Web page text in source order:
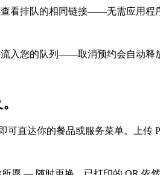
看排队的相同链接——无需应用程
入您的队列——取消预约会自动释
可直达你的餐品或服务菜单。上传